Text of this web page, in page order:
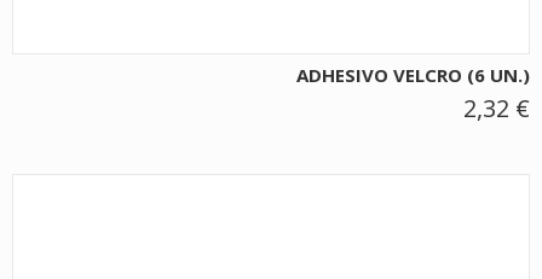
ADHESIVO VELCRO (6 UN.)
2,32 €